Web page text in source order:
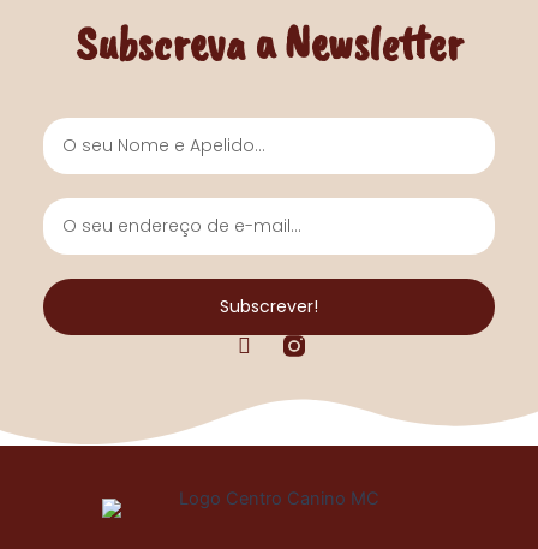
Subscreva a Newsletter
Nome
e
O
seu
de
e-
Subscrever!
F
e
o
k